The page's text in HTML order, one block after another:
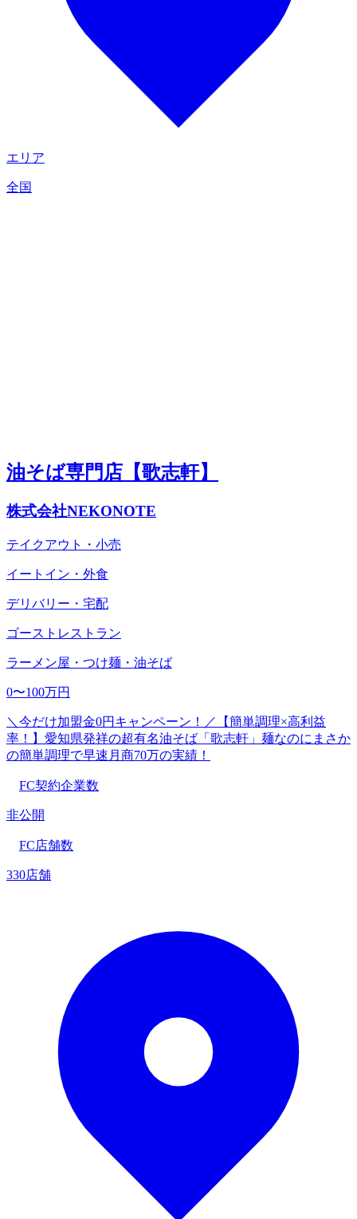
エリア
全国
油そば専門店【歌志軒】
株式会社NEKONOTE
テイクアウト・小売
イートイン・外食
デリバリー・宅配
ゴーストレストラン
ラーメン屋・つけ麺・油そば
0〜100万円
＼今だけ加盟金0円キャンペーン！／【簡単調理×高利益
率！】愛知県発祥の超有名油そば「歌志軒」麺なのにまさか
の簡単調理で早速月商70万の実績！
FC契約企業数
非公開
FC店舗数
330店舗